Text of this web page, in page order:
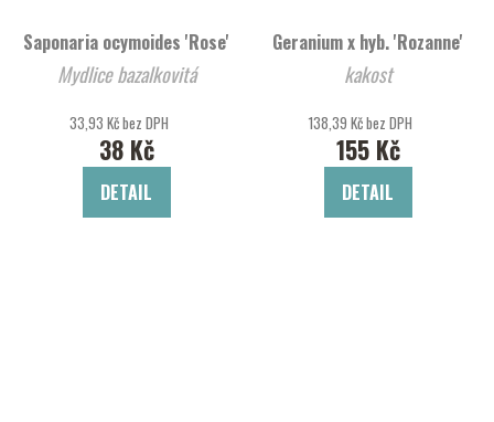
Saponaria ocymoides 'Rose'
Mydlice bazalkovitá
33,93 Kč bez DPH
38 Kč
DETAIL
Geranium x hyb. 'Rozanne'
kakost
138,39 Kč bez DPH
155 Kč
DETAIL